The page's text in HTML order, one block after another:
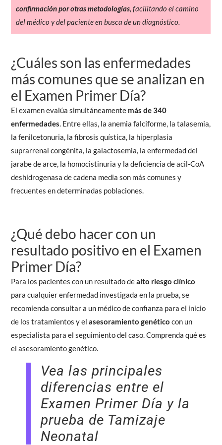
confirmación por otras metodologías, facilitando el camino
del médico y del paciente en busca de un diagnóstico.
¿Cuáles son las enfermedades
más comunes que se analizan en
el Examen Primer Día?
El examen evalúa simultáneamente más de 340
enfermedades. Entre ellas, la anemia falciforme, la talasemia,
la fenilcetonuria, la fibrosis quística, la hiperplasia
suprarrenal congénita, la galactosemia, la enfermedad del
jarabe de arce, la homocistinuria y la deficiencia de acil-CoA
deshidrogenasa de cadena media son más comunes y
frecuentes en determinadas poblaciones.
¿Qué debo hacer con un
resultado positivo en el Examen
Primer Día?
Para los pacientes con un resultado dealto riesgo clínico
para cualquier enfermedad investigada en la prueba, se
recomienda consultar a un médico de confianza para el inicio
de los tratamientos y elasesoramiento genético con un
especialista para el seguimiento del caso.Comprenda qué es
el asesoramiento genético.
Vea las principales
diferencias entre el
Examen Primer Día y la
prueba de Tamizaje
Neonatal